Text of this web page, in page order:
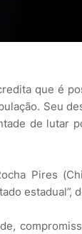
que é
Seu
de lutar
Pires
estadual”,